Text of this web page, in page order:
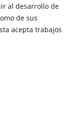
al desarrollo de
de sus
acepta trabajos